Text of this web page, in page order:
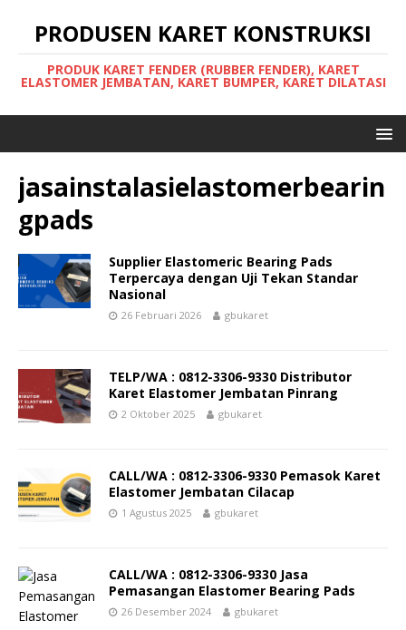
PRODUSEN KARET KONSTRUKSI
PRODUK KARET FENDER (RUBBER FENDER), KARET
ELASTOMER JEMBATAN, KARET BUMPER, KARET DILATASI
jasainstalasielastomerbearin
gpads
Supplier Elastomeric Bearing Pads
Terpercaya dengan Uji Tekan Standar
Nasional
26 Februari 2026 gbukaret
TELP/WA : 0812-3306-9330 Distributor
Karet Elastomer Jembatan Pinrang
2 Oktober 2025 gbukaret
CALL/WA : 0812-3306-9330 Pemasok Karet
Elastomer Jembatan Cilacap
1 Agustus 2025 gbukaret
CALL/WA : 0812-3306-9330 Jasa
Pemasangan Elastomer Bearing Pads
26 Desember 2024 gbukaret